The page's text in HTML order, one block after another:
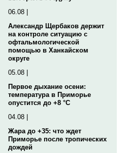
06.08 |
Александр Щербаков держит
на контроле ситуацию с
офтальмологической
помощью в Ханкайском
округе
05.08 |
Первое дыхание осени:
температура в Приморье
опустится до +8 °C
04.08 |
Жара до +35: что ждет
Приморье после тропических
дождей